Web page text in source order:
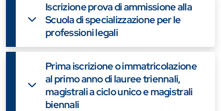
Iscrizione prova di ammissione alla
Scuola di specializzazione per le
professioni legali
Prima iscrizione o immatricolazione
al primo anno di lauree triennali,
magistrali a ciclo unico e magistrali
biennali